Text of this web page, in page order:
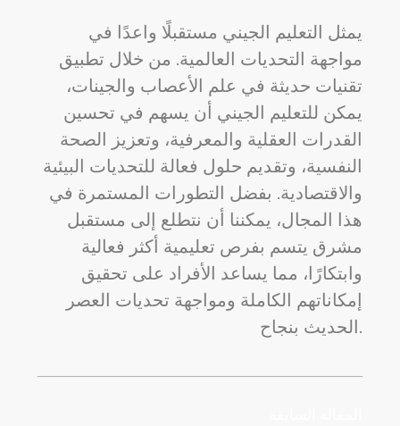
يمثل التعليم الجيني مستقبلًا واعدًا في
مواجهة التحديات العالمية. من خلال تطبيق
تقنيات حديثة في علم الأعصاب والجينات،
يمكن للتعليم الجيني أن يسهم في تحسين
القدرات العقلية والمعرفية، وتعزيز الصحة
النفسية، وتقديم حلول فعالة للتحديات البيئية
والاقتصادية. بفضل التطورات المستمرة في
هذا المجال، يمكننا أن نتطلع إلى مستقبل
مشرق يتسم بفرص تعليمية أكثر فعالية
وابتكارًا، مما يساعد الأفراد على تحقيق
إمكاناتهم الكاملة ومواجهة تحديات العصر
الحديث بنجاح.